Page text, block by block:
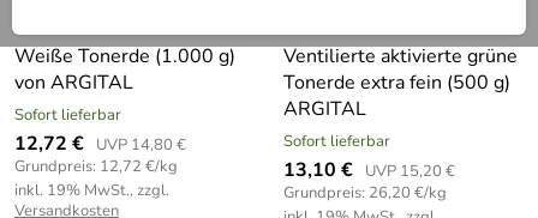
Weiße Tonerde (1.000 g)
von ARGITAL
Sofort lieferbar
12,72 €
UVP 14,80 €
Grundpreis: 12,72 €/kg
inkl. 19% MwSt., zzgl.
Versandkosten
Ventilierte aktivierte grüne
Tonerde extra fein (500 g)
ARGITAL
Sofort lieferbar
13,10 €
UVP 15,20 €
Grundpreis: 26,20 €/kg